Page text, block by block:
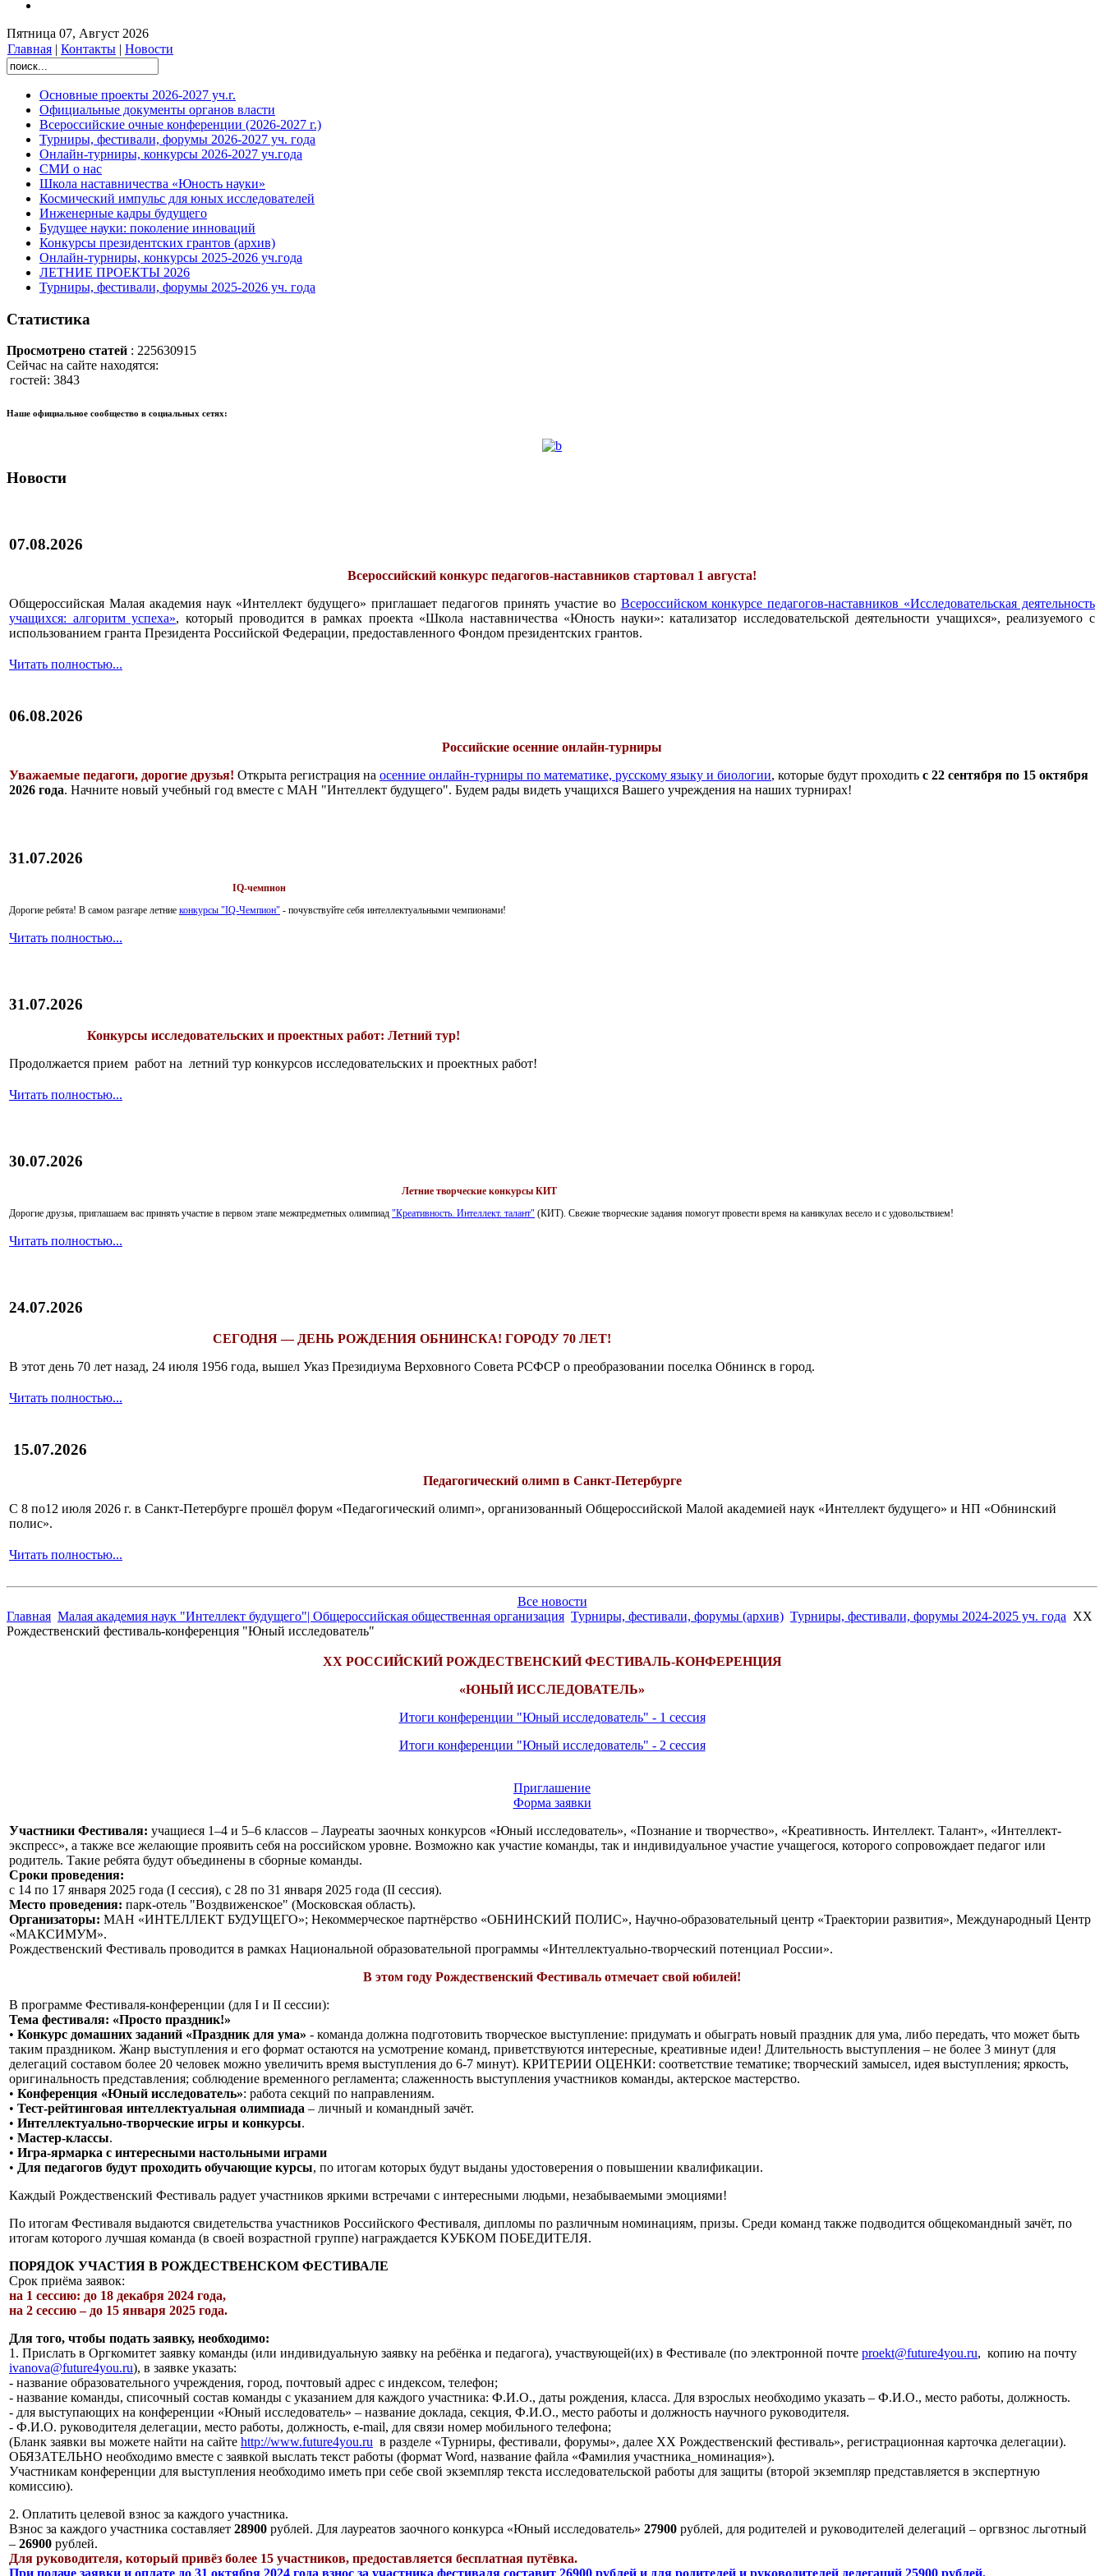
Пятница 07, Август 2026
Главная | Контакты | Новости
Основные проекты 2026-2027 уч.г.
Официальные документы органов власти
Всероссийские очные конференции (2026-2027 г.)
Турниры, фестивали, форумы 2026-2027 уч. года
Онлайн-турниры, конкурсы 2026-2027 уч.года
СМИ о нас
Школа наставничества «Юность науки»
Космический импульс для юных исследователей
Инженерные кадры будущего
Будущее науки: поколение инноваций
Конкурсы президентских грантов (архив)
Онлайн-турниры, конкурсы 2025-2026 уч.года
ЛЕТНИЕ ПРОЕКТЫ 2026
Турниры, фестивали, форумы 2025-2026 уч. года
Статистика
Просмотрено статей : 225630915
Сейчас на сайте находятся:
гостей: 3843
Наше официальное сообщество в социальных сетях:
Новости
07.08.2026
Всероссийский конкурс педагогов-наставников стартовал 1 августа!
Общероссийская Малая академия наук «Интеллект будущего» приглашает педагогов принять участие во Всероссийском конкурсе педагогов-наставников «Исследовательская деятельность
учащихся: алгоритм успеха», который проводится в рамках проекта «Школа наставничества «Юность науки»: катализатор исследовательской деятельности учащихся», реализуемого с
использованием гранта Президента Российской Федерации, предоставленного Фондом президентских грантов.
Читать полностью...
06.08.2026
Российские осенние онлайн-турниры
Уважаемые педагоги, дорогие друзья! Открыта регистрация на осенние онлайн-турниры по математике, русскому языку и биологии, которые будут проходить с 22 сентября по 15 октября
2026 года. Начните новый учебный год вместе с МАН "Интеллект будущего". Будем рады видеть учащихся Вашего учреждения на наших турнирах!
31.07.2026
IQ-чемпион
Дорогие ребята! В самом разгаре летние конкурсы "IQ-Чемпион" - почувствуйте себя интеллектуальными чемпионами!
Читать полностью...
31.07.2026
Конкурсы исследовательских и проектных работ: Летний тур!
Продолжается прием работ на летний тур конкурсов исследовательских и проектных работ!
Читать полностью...
30.07.2026
Летние творческие конкурсы КИТ
Дорогие друзья, приглашаем вас принять участие в первом этапе межпредметных олимпиад "Креативность. Интеллект. талант" (КИТ). Свежие творческие задания помогут провести время на каникулах весело и с удовольствием!
Читать полностью...
24.07.2026
СЕГОДНЯ — ДЕНЬ РОЖДЕНИЯ ОБНИНСКА! ГОРОДУ 70 ЛЕТ!
В этот день 70 лет назад, 24 июля 1956 года, вышел Указ Президиума Верховного Совета РСФСР о преобразовании поселка Обнинск в город.
Читать полностью...
15.07.2026
Педагогический олимп в Санкт-Петербурге
С 8 по12 июля 2026 г. в Санкт-Петербурге прошёл форум «Педагогический олимп», организованный Общероссийской Малой академией наук «Интеллект будущего» и НП «Обнинский
полис».
Читать полностью...
Все новости
Главная Малая академия наук "Интеллект будущего"| Общероссийская общественная организация Турниры, фестивали, форумы (архив) Турниры, фестивали, форумы 2024-2025 уч. года XX
Рождественский фестиваль-конференция "Юный исследователь"
XX РОССИЙСКИЙ РОЖДЕСТВЕНСКИЙ ФЕСТИВАЛЬ-КОНФЕРЕНЦИЯ
«ЮНЫЙ ИССЛЕДОВАТЕЛЬ»
Итоги конференции "Юный исследователь" - 1 сессия
Итоги конференции "Юный исследователь" - 2 сессия
Приглашение
Форма заявки
Участники Фестиваля: учащиеся 1–4 и 5–6 классов – Лауреаты заочных конкурсов «Юный исследователь», «Познание и творчество», «Креативность. Интеллект. Талант», «Интеллект-
экспресс», а также все желающие проявить себя на российском уровне. Возможно как участие команды, так и индивидуальное участие учащегося, которого сопровождает педагог или
родитель. Такие ребята будут объединены в сборные команды.
Сроки проведения:
с 14 по 17 января 2025 года (I сессия), с 28 по 31 января 2025 года (II сессия).
Место проведения: парк-отель "Воздвиженское" (Московская область).
Организаторы: МАН «ИНТЕЛЛЕКТ БУДУЩЕГО»; Некоммерческое партнёрство «ОБНИНСКИЙ ПОЛИС», Научно-образовательный центр «Траектории развития», Международный Центр
«МАКСИМУМ».
Рождественский Фестиваль проводится в рамках Национальной образовательной программы «Интеллектуально-творческий потенциал России».
В этом году Рождественский Фестиваль отмечает свой юбилей!
В программе Фестиваля-конференции (для I и II сессии):
Тема фестиваля: «Просто праздник!»
• Конкурс домашних заданий «Праздник для ума» - команда должна подготовить творческое выступление: придумать и обыграть новый праздник для ума, либо передать, что может быть
таким праздником. Жанр выступления и его формат остаются на усмотрение команд, приветствуются интересные, креативные идеи! Длительность выступления – не более 3 минут (для
делегаций составом более 20 человек можно увеличить время выступления до 6-7 минут). КРИТЕРИИ ОЦЕНКИ: соответствие тематике; творческий замысел, идея выступления; яркость,
оригинальность представления; соблюдение временного регламента; слаженность выступления участников команды, актерское мастерство.
• Конференция «Юный исследователь»: работа секций по направлениям.
• Тест-рейтинговая интеллектуальная олимпиада – личный и командный зачёт.
• Интеллектуально-творческие игры и конкурсы.
• Мастер-классы.
• Игра-ярмарка с интересными настольными играми
• Для педагогов будут проходить обучающие курсы, по итогам которых будут выданы удостоверения о повышении квалификации.
Каждый Рождественский Фестиваль радует участников яркими встречами с интересными людьми, незабываемыми эмоциями!
По итогам Фестиваля выдаются свидетельства участников Российского Фестиваля, дипломы по различным номинациям, призы. Среди команд также подводится общекомандный зачёт, по
итогам которого лучшая команда (в своей возрастной группе) награждается КУБКОМ ПОБЕДИТЕЛЯ.
ПОРЯДОК УЧАСТИЯ В РОЖДЕСТВЕНСКОМ ФЕСТИВАЛЕ
Срок приёма заявок:
на 1 сессию: до 18 декабря 2024 года,
на 2 сессию – до 15 января 2025 года.
Для того, чтобы подать заявку, необходимо:
1. Прислать в Оргкомитет заявку команды (или индивидуальную заявку на ребёнка и педагога), участвующей(их) в Фестивале (по электронной почте proekt@future4you.ru, копию на почту
ivanova@future4you.ru), в заявке указать:
- название образовательного учреждения, город, почтовый адрес с индексом, телефон;
- название команды, списочный состав команды с указанием для каждого участника: Ф.И.О., даты рождения, класса. Для взрослых необходимо указать – Ф.И.О., место работы, должность.
- для выступающих на конференции «Юный исследователь» – название доклада, секция, Ф.И.О., место работы и должность научного руководителя.
- Ф.И.О. руководителя делегации, место работы, должность, e-mail, для связи номер мобильного телефона;
(Бланк заявки вы можете найти на сайте http://www.future4you.ru в разделе «Турниры, фестивали, форумы», далее XX Рождественский фестиваль», регистрационная карточка делегации).
ОБЯЗАТЕЛЬНО необходимо вместе с заявкой выслать текст работы (формат Word, название файла «Фамилия участника_номинация»).
Участникам конференции для выступления необходимо иметь при себе свой экземпляр текста исследовательской работы для защиты (второй экземпляр представляется в экспертную
комиссию).
2. Оплатить целевой взнос за каждого участника.
Взнос за каждого участника составляет 28900 рублей. Для лауреатов заочного конкурса «Юный исследователь» 27900 рублей, для родителей и руководителей делегаций – оргвзнос льготный
– 26900 рублей.
Для руководителя, который привёз более 15 участников, предоставляется бесплатная путёвка.
При подаче заявки и оплате до 31 октября 2024 года взнос за участника фестиваля составит 26900 рублей и для родителей и руководителей делегаций 25900 рублей.